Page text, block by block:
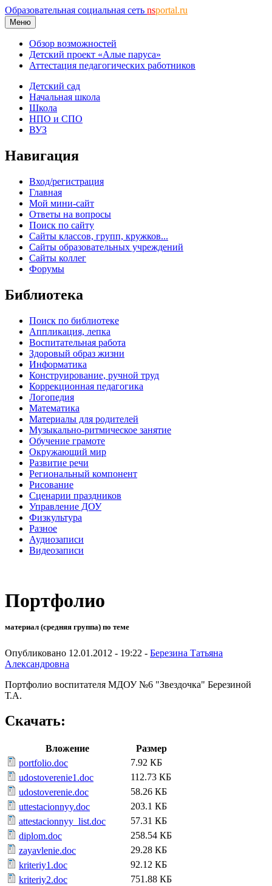
Образовательная социальная сеть nsportal.ru
Меню
Обзор возможностей
Детский проект «Алые паруса»
Аттестация педагогических работников
Детский сад
Начальная школа
Школа
НПО и СПО
ВУЗ
Навигация
Вход/регистрация
Главная
Мой мини-сайт
Ответы на вопросы
Поиск по сайту
Сайты классов, групп, кружков...
Сайты образовательных учреждений
Сайты коллег
Форумы
Библиотека
Поиск по библиотеке
Аппликация, лепка
Воспитательная работа
Здоровый образ жизни
Информатика
Конструирование, ручной труд
Коррекционная педагогика
Логопедия
Математика
Материалы для родителей
Музыкально-ритмическое занятие
Обучение грамоте
Окружающий мир
Развитие речи
Региональный компонент
Рисование
Сценарии праздников
Управление ДОУ
Физкультура
Разное
Аудиозаписи
Видеозаписи
Портфолио
материал (средняя группа) по теме
Опубликовано 12.01.2012 - 19:22 - Березина Татьяна
Александровна
Портфолио воспитателя МДОУ №6 "Звездочка" Березиной
Т.А.
Скачать:
Вложение
Размер
portfolio.doc
7.92 КБ
udostoverenie1.doc
112.73 КБ
udostoverenie.doc
58.26 КБ
uttestacionnyy.doc
203.1 КБ
attestacionnyy_list.doc
57.31 КБ
diplom.doc
258.54 КБ
zayavlenie.doc
29.28 КБ
kriteriy1.doc
92.12 КБ
kriteriy2.doc
751.88 КБ